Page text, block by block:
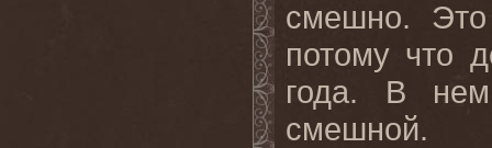
смешно.
потому что
года. В
смешной.